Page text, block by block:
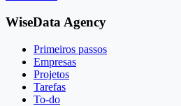
WiseData Agency
Primeiros passos
Empresas
Projetos
Tarefas
To-do